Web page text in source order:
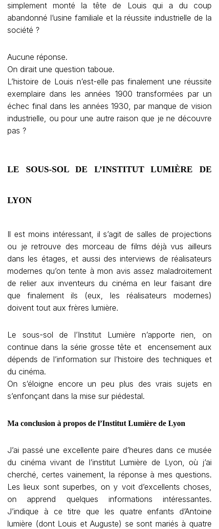
simplement monté la tête de Louis qui a du coup
abandonné l’usine familiale et la réussite industrielle de la
société ?
Aucune réponse.
On dirait une question taboue.
L’histoire de Louis n’est-elle pas finalement une réussite
exemplaire dans les années 1900 transformées par un
échec final dans les années 1930, par manque de vision
industrielle, ou pour une autre raison que je ne découvre
pas ?
LE SOUS-SOL DE L’INSTITUT LUMIÈRE DE
LYON
Il est moins intéressant, il s’agit de salles de projections
ou je retrouve des morceau de films déjà vus ailleurs
dans les étages, et aussi des interviews de réalisateurs
modernes qu’on tente à mon avis assez maladroitement
de relier aux inventeurs du cinéma en leur faisant dire
que finalement ils (eux, les réalisateurs modernes)
doivent tout aux frères lumière.
Le sous-sol de l’Institut Lumière n’apporte rien, on
continue dans la série grosse tête et encensement aux
dépends de l’information sur l’histoire des techniques et
du cinéma.
On s’éloigne encore un peu plus des vrais sujets en
s’enfonçant dans la mise sur piédestal.
Ma conclusion à propos de l’Institut Lumière de Lyon
J’ai passé une excellente paire d’heures dans ce musée
du cinéma vivant de l’institut Lumière de Lyon, où j’ai
cherché, certes vainement, la réponse à mes questions.
Les lieux sont superbes, on y voit d’excellents choses,
on apprend quelques informations intéressantes.
J’indique à ce titre que les quatre enfants d’Antoine
lumière (dont Louis et Auguste) se sont mariés à quatre